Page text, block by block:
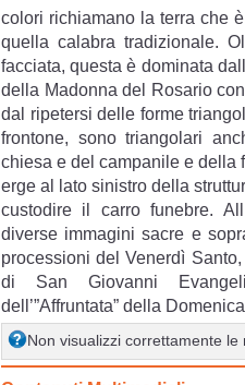
colori richiamano la terra che
quella calabra tradizionale.
facciata, questa è dominata
della Madonna del Rosario
dal ripetersi delle forme
frontone, sono triangolari
chiesa e del campanile e della
erge al lato sinistro della
custodire il carro funebre.
diverse immagini sacre e
processioni del Venerdì
di San Giovanni
dell’”Affruntata” della
Non visualizzi correttamente